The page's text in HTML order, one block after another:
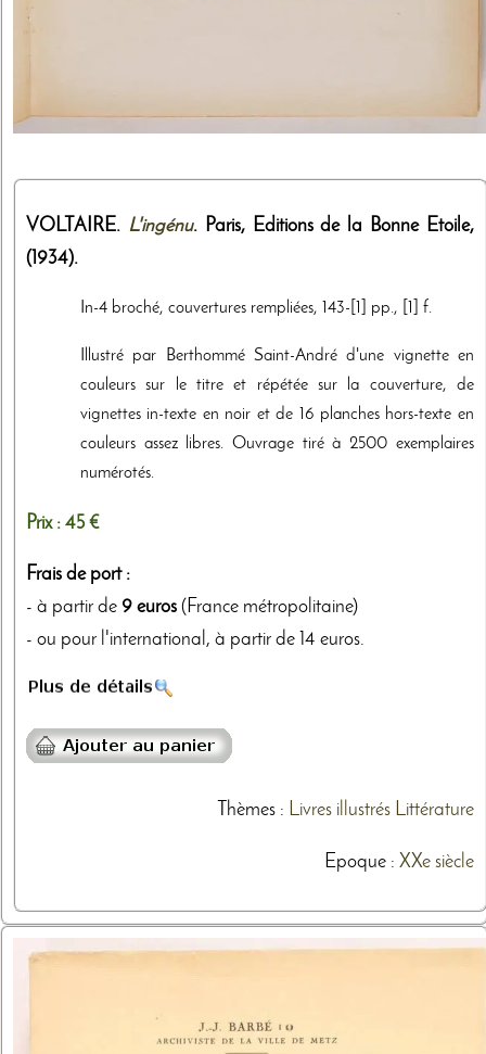
VOLTAIRE. L'ingénu. Paris, Editions de la Bonne Etoile,
(1934).
In-4 broché, couvertures rempliées, 143-[1] pp., [1] f.
Illustré par Berthommé Saint-André d'une vignette en
couleurs sur le titre et répétée sur la couverture, de
vignettes in-texte en noir et de 16 planches hors-texte en
couleurs assez libres. Ouvrage tiré à 2500 exemplaires
numérotés.
Prix : 45 €
Frais de port :
- à partir de 9 euros (France métropolitaine)
- ou pour l'international, à partir de 14 euros.
Thèmes: Livres illustrés Littérature
Epoque : XXe siècle